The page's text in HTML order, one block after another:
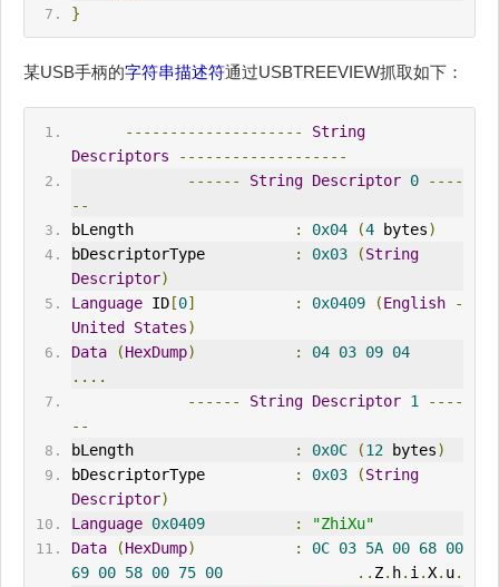
}
某USB手柄的字符串描述符通过USBTREEVIEW抓取如下：
--------------------
String
Descriptors
-------------------
------
String Descriptor 0
----
--
bLength
: 0x04 (4 bytes)
bDescriptorType
: 0x03 (String
Descriptor)
Language ID[0] : 0x0409 (English
-
United
States)
Data
(HexDump) : 04 03 09 04
....
------
String Descriptor 1
----
--
bLength
: 0x0C (12 bytes)
bDescriptorType
: 0x03 (String
Descriptor)
Language 0x0409 :
"ZhiXu"
Data
(HexDump) : 0C 03 5A 00 68 00
69 00 58 00 75 00 .. Z. h. i .X. u.